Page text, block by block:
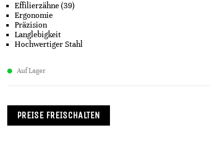
Effilierzähne (39)
Ergonomie
Präzision
Langlebigkeit
Hochwertiger Stahl
Auf Lager
PREISE FREISCHALTEN